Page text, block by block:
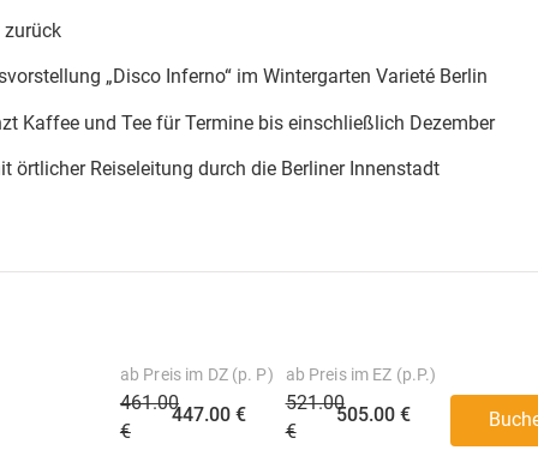
zurück
„Disco Inferno“ im Wintergarten Varieté Berlin
Kaffee und Tee für Termine bis einschließlich Dezember
örtlicher Reiseleitung durch die Berliner Innenstadt
ab Preis im DZ (p. P)
461.00
€
447.00 €
ab Preis im EZ (p.P.)
521.00
€
505.00 €